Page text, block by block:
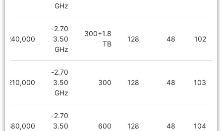
GHz
102
48
128
300+1.8
TB
2.70-
3.50
GHz
7,240,000
103
48
128
300
2.70-
3.50
GHz
6,210,000
104
48
128
600
2.70-
3.50
6,380,000